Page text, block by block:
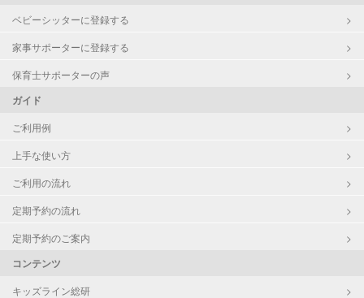
ベビーシッターに登録する
家事サポーターに登録する
保育士サポーターの声
ガイド
ご利用例
上手な使い方
ご利用の流れ
定期予約の流れ
定期予約のご案内
コンテンツ
キッズライン総研